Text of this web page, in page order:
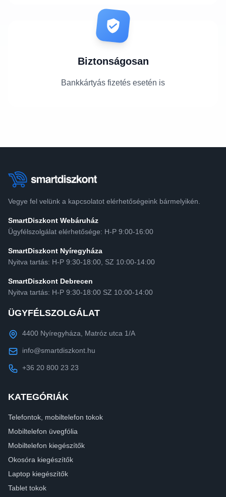
Biztonságosan
Bankkártyás fizetés esetén is
Vegye fel velünk a kapcsolatot elérhetőségeink bármelyikén.
SmartDiszkont Webáruház
Ügyfélszolgálat elérhetősége: H-P 9:00-16:00
SmartDiszkont Nyíregyháza
Nyitva tartás: H-P 9:30-18:00, SZ 10:00-14:00
SmartDiszkont Debrecen
Nyitva tartás: H-P 9:30-18:00 SZ 10:00-14:00
ÜGYFÉLSZOLGÁLAT
4400 Nyíregyháza, Matróz utca 1/A
info@smartdiszkont.hu
+36 20 800 23 23
KATEGÓRIÁK
Telefontok, mobiltelefon tokok
Mobiltelefon üvegfólia
Mobiltelefon kiegészítők
Okosóra kiegészítők
Laptop kiegészítők
Tablet tokok